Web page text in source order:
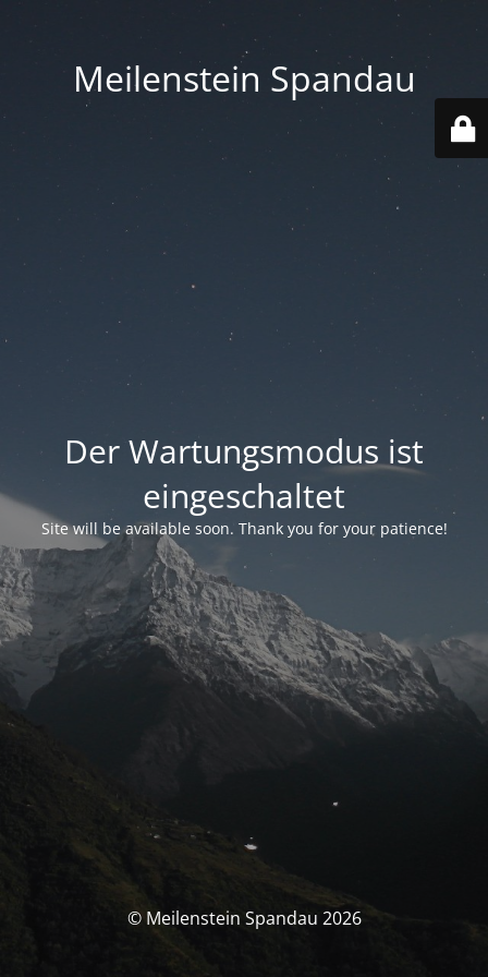
Meilenstein Spandau
Der Wartungsmodus ist
eingeschaltet
Site will be available soon. Thank you for your patience!
© Meilenstein Spandau 2026